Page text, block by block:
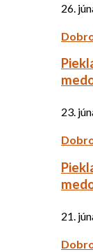
26.
23.
21.